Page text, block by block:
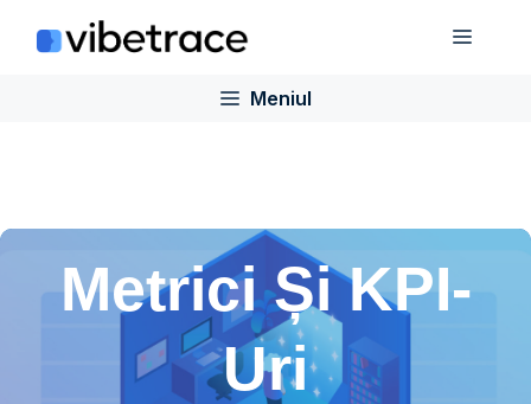
Meniul
Metrici Și KPI-
Uri